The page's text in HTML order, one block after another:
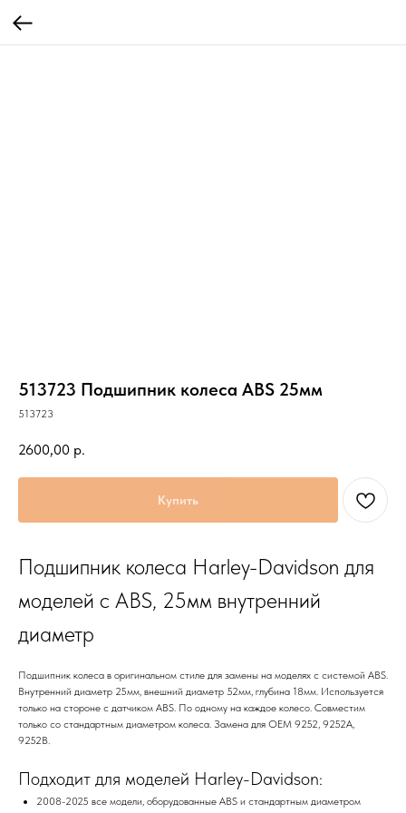
513723 Подшипник колеса ABS 25мм
513723
2600,00 р.
Купить
Подшипник колеса Harley-Davidson для
моделей с ABS, 25мм внутренний
диаметр
Подшипник колеса в оригинальном стиле для замены на моделях с системой ABS.
Внутренний диаметр 25мм, внешний диаметр 52мм, глубина 18мм. Используется
только на стороне с датчиком ABS. По одному на каждое колесо. Совместим
только со стандартным диаметром колеса. Замена для OEM 9252, 9252A,
9252B.
Подходит для моделей Harley-Davidson:
2008-2025 все модели, оборудованные ABS и стандартным диаметром